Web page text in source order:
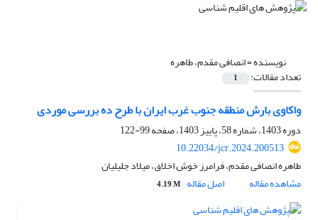
نویسنده =انصافی مقدم، طاهره
تعداد مقالات: 1
واکاوی بارش منطقه جنوب غرب ایران با طرح ده بررسی موردی
دوره 1403، شماره 58، پاییز 1403، صفحه
99-122
10.22034/jcr.2024.200513
طاهره انصافی مقدم، فرامرز خوش اخلاق، میلاد جلیلیان
مشاهده مقاله
اصل مقاله 4.19 M